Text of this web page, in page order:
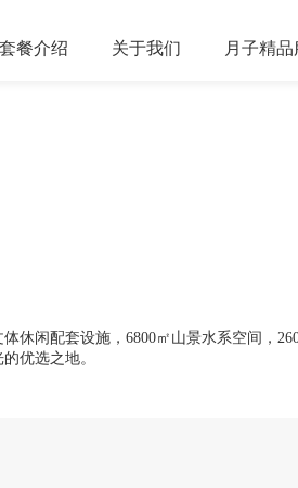
套餐介绍 关于我们 月子精品
休闲配套设施，6800㎡山景水系空间，
优选之地。